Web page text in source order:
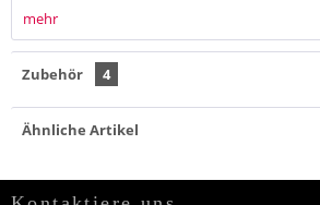
mehr
Zubehör 4
Ähnliche Artikel